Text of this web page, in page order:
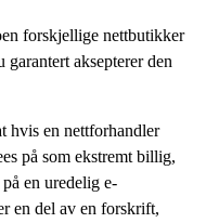
forskjellige nettbutikker
aksepterer den
hvis en nettforhandler
på som ekstremt billig,
en uredelig e-
en del av en forskrift,